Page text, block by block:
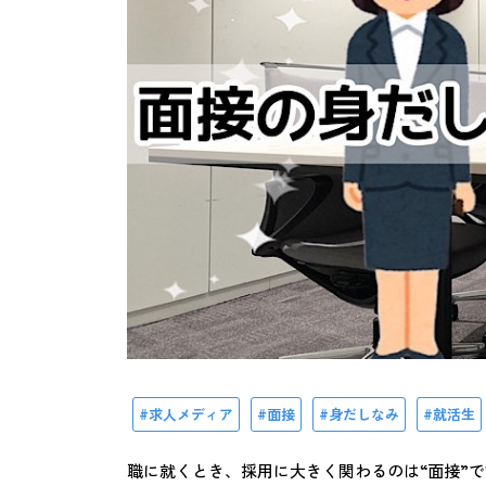
求人メディア 面接 身だしなみ 就活生
職に就くとき、採用に大きく関わるのは“面接”